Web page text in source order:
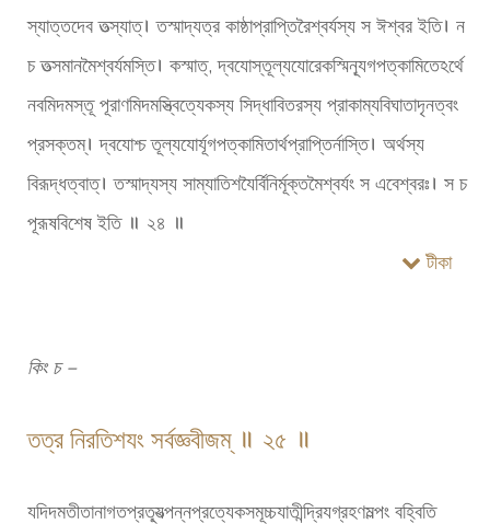
স্যাত্তদেব তত্স্যাত্। তস্মাদ্যত্র কাষ্ঠাপ্রাপ্তিরৈশ্বর্যস্য স ঈশ্বর ইতি। ন
চ তত্সমানমৈশ্বর্যমস্তি। কস্মাত্, দ্বযোস্তূল্যযোরেকস্মিন্যূগপত্কামিতেঽর্থে
নবমিদমস্তূ পূরাণমিদমস্ত্বিত্যেকস্য সিদ্ধাবিতরস্য প্রাকাম্যবিঘাতাদৃনত্বং
প্রসক্তম্। দ্বযোশ্চ তূল্যযোর্যূগপত্কামিতার্থপ্রাপ্তির্নাস্তি। অর্থস্য
বিরূদ্ধত্বাত্। তস্মাদ্যস্য সাম্যাতিশযৈর্বিনির্মূক্তমৈশ্বর্যং স এবেশ্বরঃ। স চ
পূরূষবিশেষ ইতি ॥ ২৪ ॥
টীকা
কিং চ –
তত্র নিরতিশযং সর্বজ্ঞবীজম্ ॥ ২৫ ॥
যদিদমতীতানাগতপ্রত্যূত্পন্নপ্রত্যেকসমূচ্চযাতীন্দ্রিযগ্রহণমল্পং বহ্বিতি